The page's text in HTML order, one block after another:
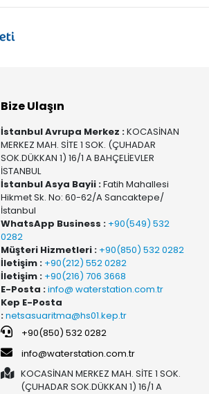
Bize Ulaşın
İstanbul Avrupa Merkez :KOCASİNAN
MERKEZ MAH. SİTE 1 SOK. (ÇUHADAR
SOK.DÜKKAN 1) 16/1 A BAHÇELİEVLER
İSTANBUL
İstanbul Asya Bayii :Fatih Mahallesi
Hikmet Sk. No: 60-62/A Sancaktepe/
İstanbul
WhatsApp Business : +90(549) 532
0282
Müşteri Hizmetleri : +90(850) 532 0282
İletişim : +90(212) 552 0282
İletişim : +90(216) 706 3668
E-Posta :info@ waterstation.com.tr
Kep E-Posta
:netsasuaritma@hs01.kep.tr
+90(850) 532 0282
info@waterstation.com.tr
KOCASİNAN MERKEZ MAH. SİTE 1 SOK.
(ÇUHADAR SOK.DÜKKAN 1) 16/1 A